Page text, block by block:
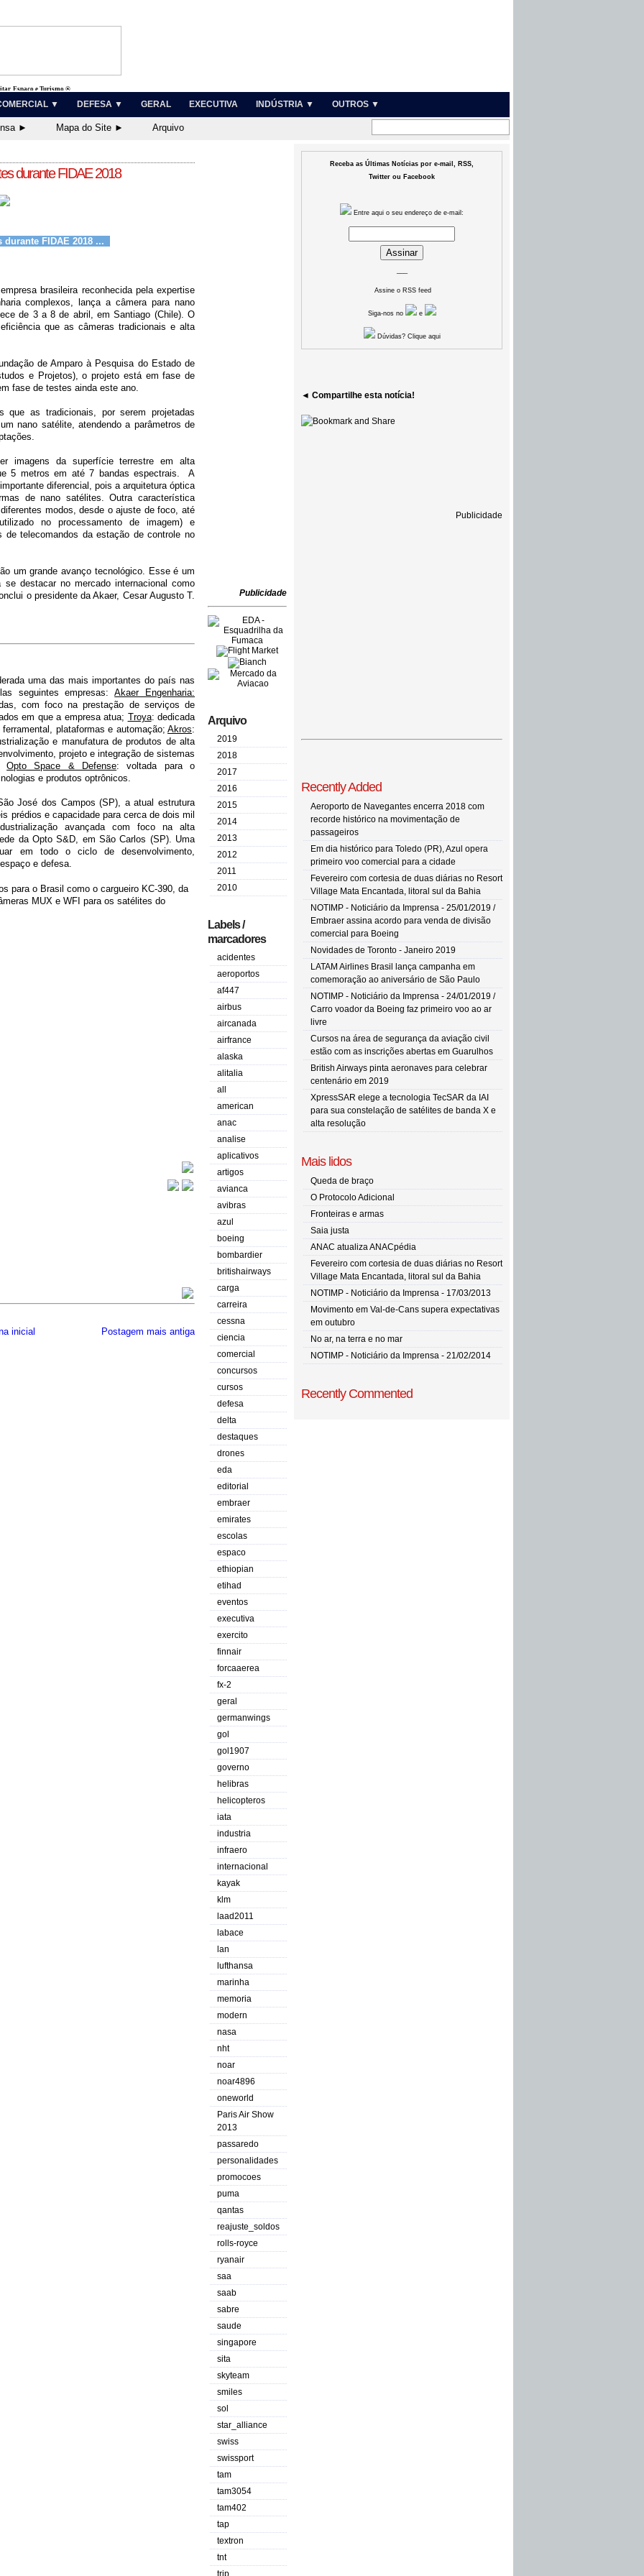
Espaço e Turismo ®
▼ DEFESA ▼ GERAL EXECUTIVA INDÚSTRIA ▼ OUTROS ▼
► Mapa do Site ► Arquivo
durante FIDAE 2018
durante FIDAE 2018 ...
brasileira reconhecida pela expertise
complexos, lança a câmera para nano
de 3 a 8 de abril, em Santiago (Chile). O
que as câmeras tradicionais e alta
de Amparo à Pesquisa do Estado de
e Projetos), o projeto está em fase de
fase de testes ainda este ano.
as tradicionais, por serem projetadas
nano satélite, atendendo a parâmetros de
imagens da superfície terrestre em alta
5 metros em até 7 bandas espectrais. A
diferencial, pois a arquitetura óptica
de nano satélites. Outra característica
modos, desde o ajuste de foco, até
no processamento de imagem) e
telecomandos da estação de controle no
um grande avanço tecnológico. Esse é um
destacar no mercado internacional como
o presidente da Akaer, Cesar Augusto T.
uma das mais importantes do país nas
seguintes empresas:Akaer Engenharia:
com foco na prestação de serviços de
em que a empresa atua; Troya: dedicada
plataformas e automação; Akros:
e manufatura de produtos de alta
projeto e integração de sistemas
Opto Space & Defense: voltada para o
e produtos optrônicos.
José dos Campos (SP), a atual estrutura
prédios e capacidade para cerca de dois mil
avançada com foco na alta
da Opto S&D, em São Carlos (SP). Uma
em todo o ciclo de desenvolvimento,
e defesa.
para o Brasil como o cargueiro KC-390, da
MUX e WFI para os satélites do
Postagem mais antiga
inicial
Publicidade
Arquivo
2019
2018
2017
2016
2015
2014
2013
2012
2011
2010
Labels /
marcadores
acidentes
aeroportos
af447
airbus
aircanada
airfrance
alaska
alitalia
all
american
anac
analise
aplicativos
artigos
avianca
avibras
azul
boeing
bombardier
britishairways
carga
carreira
cessna
ciencia
comercial
concursos
cursos
defesa
delta
destaques
drones
eda
editorial
embraer
emirates
escolas
espaco
ethiopian
etihad
eventos
executiva
exercito
finnair
forcaaerea
fx-2
geral
germanwings
gol
gol1907
governo
helibras
helicopteros
iata
industria
infraero
internacional
kayak
klm
laad2011
labace
lan
lufthansa
marinha
memoria
modern
nasa
nht
noar
noar4896
oneworld
Paris Air Show
2013
passaredo
personalidades
promocoes
puma
qantas
reajuste_soldos
rolls-royce
ryanair
saa
saab
sabre
saude
singapore
sita
skyteam
smiles
sol
star_alliance
swiss
swissport
tam
tam3054
tam402
tap
textron
tnt
trip
Receba as Últimas Notícias por e-mail, RSS,
Twitter ou Facebook
Entre aqui o seu endereço de e-mail:
Assine o RSS feed
Siga-nos no e
Dúvidas? Clique aqui
◄ Compartilhe esta notícia!
Publicidade
Recently Added
Aeroporto de Navegantes encerra 2018 com
recorde histórico na movimentação de
passageiros
Em dia histórico para Toledo (PR), Azul opera
primeiro voo comercial para a cidade
Fevereiro com cortesia de duas diárias no Resort
Village Mata Encantada, litoral sul da Bahia
NOTIMP - Noticiário da Imprensa - 25/01/2019 /
Embraer assina acordo para venda de divisão
comercial para Boeing
Novidades de Toronto - Janeiro 2019
LATAM Airlines Brasil lança campanha em
comemoração ao aniversário de São Paulo
NOTIMP - Noticiário da Imprensa - 24/01/2019 /
Carro voador da Boeing faz primeiro voo ao ar
livre
Cursos na área de segurança da aviação civil
estão com as inscrições abertas em Guarulhos
British Airways pinta aeronaves para celebrar
centenário em 2019
XpressSAR elege a tecnologia TecSAR da IAI
para sua constelação de satélites de banda X e
alta resolução
Mais lidos
Queda de braço
O Protocolo Adicional
Fronteiras e armas
Saia justa
ANAC atualiza ANACpédia
Fevereiro com cortesia de duas diárias no Resort
Village Mata Encantada, litoral sul da Bahia
NOTIMP - Noticiário da Imprensa - 17/03/2013
Movimento em Val-de-Cans supera expectativas
em outubro
No ar, na terra e no mar
NOTIMP - Noticiário da Imprensa - 21/02/2014
Recently Commented